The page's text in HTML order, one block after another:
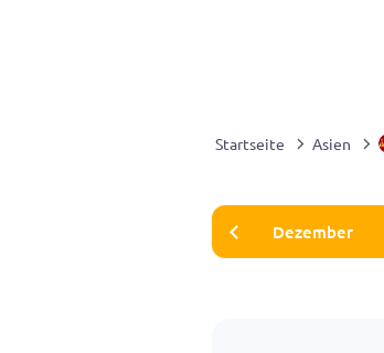
Startseite Asien
Dezember